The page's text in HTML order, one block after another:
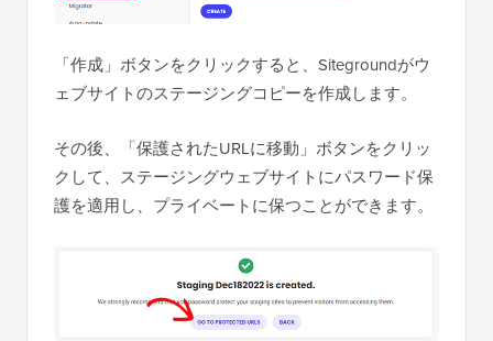
「作成」ボタンをクリックすると、Sitegroundがウ
ェブサイトのステージングコピーを作成します。
その後、「保護されたURLに移動」ボタンをクリッ
クして、ステージングウェブサイトにパスワード保
護を適用し、プライベートに保つことができます。